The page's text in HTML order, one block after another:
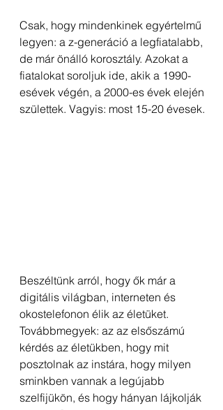
Csak, hogy mindenkinek egyértelmű
legyen: a z-generáció a legfiatalabb,
de már önálló korosztály. Azokat a
fiatalokat soroljuk ide, akik a 1990-
esévek végén, a 2000-es évek elején
születtek. Vagyis: most 15-20 évesek.
Beszéltünk arról, hogy ők már a
digitális világban, interneten és
okostelefonon élik az életüket.
Továbbmegyek: az az elsőszámú
kérdés az életükben, hogy mit
posztolnak az instára, hogy milyen
sminkben vannak a legújabb
szelfijükön, és hogy hányan lájkolják